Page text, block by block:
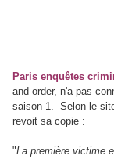
Paris enquêtes
and order, n'a pas
saison 1. Selon le
revoit sa copie :
"La première victime